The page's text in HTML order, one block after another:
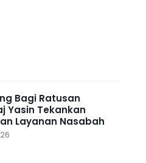
Bagi Ratusan
Yasin Tekankan
Layanan Nasabah